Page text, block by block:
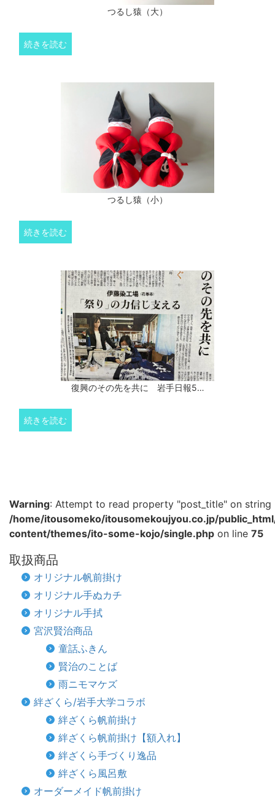
つるし猿（大）
続きを読む
つるし猿（小）
続きを読む
復興のその先を共に 岩手日報5…
続きを読む
Warning: Attempt to read property "post_title" on string
/home/itousomeko/itousomekoujyou.co.jp/
content/themes/ito-some-kojo/single.php on line 75
取扱商品
オリジナル帆前掛け
オリジナル手ぬカチ
オリジナル手拭
宮沢賢治商品
童話ふきん
賢治のことば
雨ニモマケズ
絆ざくら/岩手大学コラボ
絆ざくら帆前掛け
絆ざくら帆前掛け【額入れ】
絆ざくら手づくり逸品
絆ざくら風呂敷
オーダーメイド帆前掛け